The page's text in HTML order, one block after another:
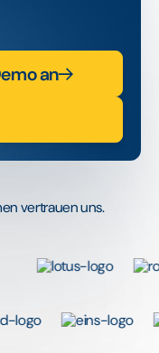
an
vertrauen uns.